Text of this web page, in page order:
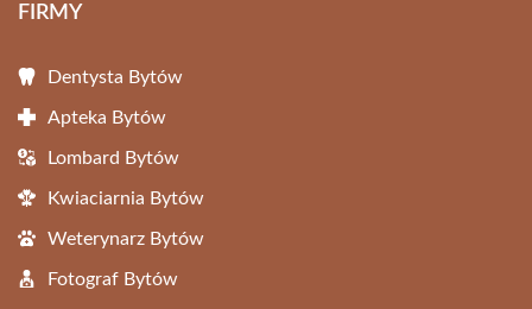
FIRMY
Dentysta Bytów
Apteka Bytów
Lombard Bytów
Kwiaciarnia Bytów
Weterynarz Bytów
Fotograf Bytów